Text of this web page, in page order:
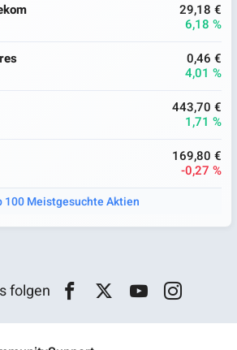
29,18 €
6,18 %
0,46 €
4,01 %
443,70 €
1,71 %
169,80 €
-0,27 %
100 Meistgesuchte Aktien
folgen